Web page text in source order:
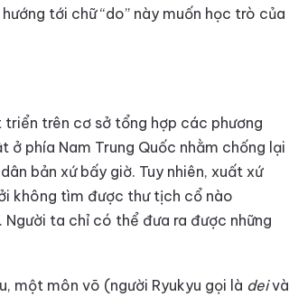
tới chữ “do” này muốn học trò của
trên cơ sở tổng hợp các phương
phía Nam Trung Quốc nhằm chống lại
bản xứ bấy giờ. Tuy nhiên, xuất xứ
không tìm được thư tịch cổ nào
ta chỉ có thể đưa ra được những
một môn võ (người Ryukyu gọi là deivà